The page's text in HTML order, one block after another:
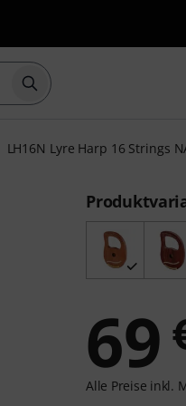
Suche mit Suchwort
LH16N Lyre Harp 16 Strings
69
Alle Preise inkl.